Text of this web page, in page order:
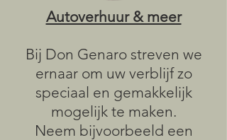
Autoverhuur & meer
Bij Don Genaro streven we
ernaar om uw verblijf zo
speciaal en gemakkelijk
mogelijk te maken.
Neem bijvoorbeeld een